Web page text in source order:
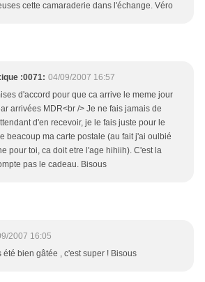
cette camaraderie dans l'échange. Véro
:0071: 04/09/2007 16:57
d'accord pour que ca arrive le meme jour
arrivées MDR<br /> Je ne fais jamais de
d'en recevoir, je le fais juste pour le
beacoup ma carte postale (au fait j'ai oulbié
pour toi, ca doit etre l'age hihiih). C'est la
pas le cadeau. Bisous
2007 16:05
été bien gâtée , c'est super ! Bisous